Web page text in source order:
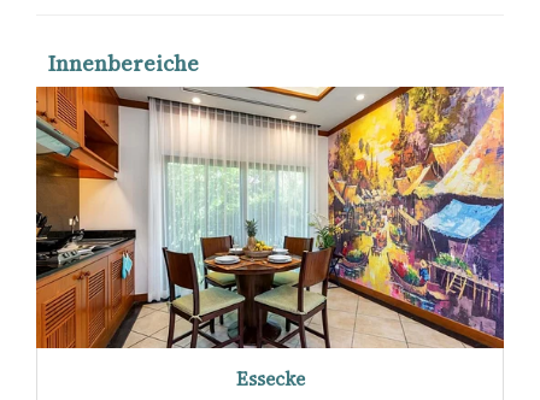
Innenbereiche
Essecke